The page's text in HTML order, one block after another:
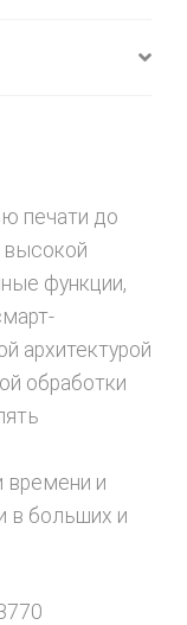
печати до
высокой
функции,
архитектурой
обработки
времени и
в больших и